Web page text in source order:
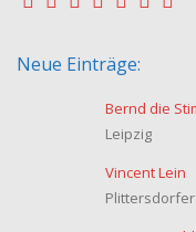
Neue Einträge:
Bernd die
Leipzig
Vincent Lein
Plittersdorfer